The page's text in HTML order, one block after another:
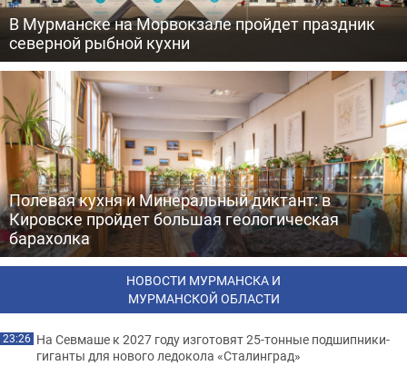
В Мурманске на Морвокзале пройдет праздник
северной рыбной кухни
Полевая кухня и Минеральный диктант: в
Кировске пройдет большая геологическая
барахолка
НОВОСТИ МУРМАНСКА И
МУРМАНСКОЙ ОБЛАСТИ
23:26 На Севмаше к 2027 году изготовят 25-тонные подшипники-
гиганты для нового ледокола «Сталинград»